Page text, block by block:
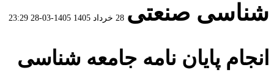
شناسی صنعتی 28 خرداد 1405 1405-03-28 23:29
انجام پایان نامه جامعه شناسی